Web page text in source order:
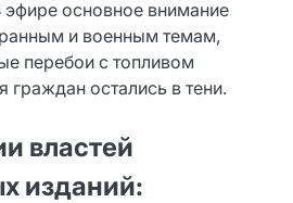
эфире основное внимание
и военным темам,
перебои с топливом
граждан остались в тени.
властей
изданий: